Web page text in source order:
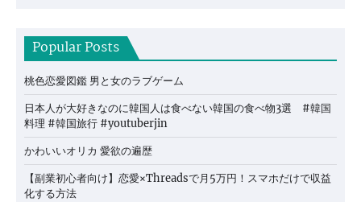
Popular Posts
桃色恋愛図鑑 男と女のラブゲーム
日本人が大好きなのに韓国人は食べない韓国の食べ物3選 #韓国
料理 #韓国旅行 #youtuberjin
かわいいオリカ 愛欲の遍歴
【副業初心者向け】恋愛×Threadsで月5万円！スマホだけで収益
化する方法